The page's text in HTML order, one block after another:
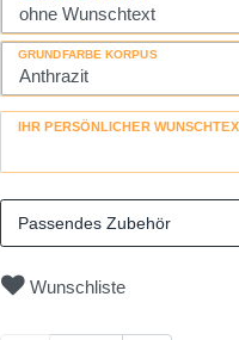
GRUNDFARBE KORPUS
IHR PERSÖNLICHER
Passendes Zubehör
Wunschliste